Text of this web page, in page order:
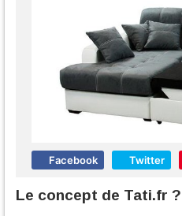
Facebook Twitter
Le concept de Tati.fr ?